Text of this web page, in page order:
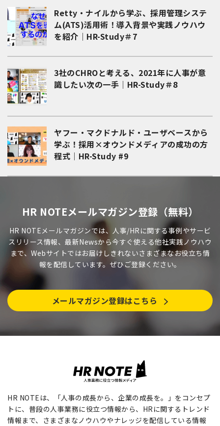
Retty・ナイルから学ぶ、採用管理システ
ム(ATS)活用術！導入背景や実践ノウハウ
を紹介｜HR-Study＃7
3社のCHROと考える、2021年に人事が意
識したい次の一手｜HR-Study＃8
ヤフー・マクドナルド・ユーザベースから
学ぶ！採用×オウンドメディアの成功の方
程式｜HR-Study #9
HR NOTEメールマガジン登録（無料）
HR NOTEメールマガジンでは、人事/HRに関する事例やサービ
スリリース情報、最新Newsから今すぐ使える他社実践ノウハウ
まで、Webサイトではお届けしきれないさまざまなお役立ち情
報を配信しています。ぜひご登録ください。
メールマガジン登録はこちら
HR NOTEは、「人事の成長から、企業の成長を。」をコンセプ
トに、普段の人事業務に役立つ情報から、HRに関するトレンド
情報まで、さまざまなノウハウやナレッジを配信している情報